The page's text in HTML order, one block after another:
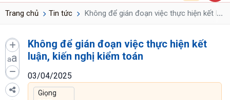
Trang chủ Tin tức Không để gián đoạn việc thực hiện kết ...
aa
Không để gián đoạn việc thực hiện kết
luận, kiến nghị kiểm toán
03/04/2025